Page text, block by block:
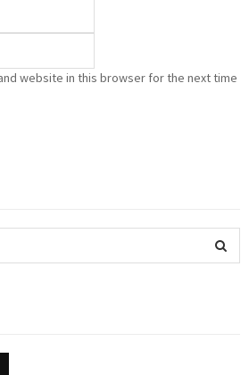
website in this browser for the next time